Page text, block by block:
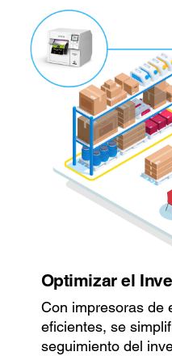
Optimizar el
Con impresoras de
eficientes, se
seguimiento del